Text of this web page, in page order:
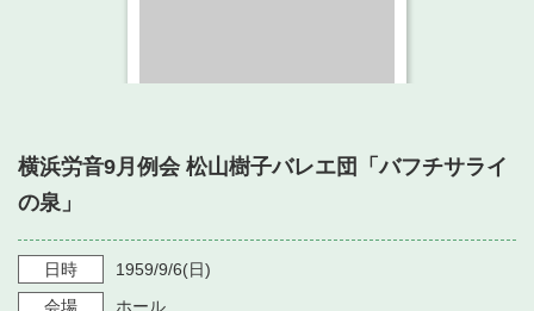
・ フロアマップ
・ よくある質問
・ 空き状況
・ 利用料金
・ 音楽堂のご案内
・ フロアマップ
神奈川県立音楽堂
SNS
横浜労音9月例会 松山樹子バレエ団「バフチサライ
の泉」
日時 1959/9/6(日)
会場
ホール